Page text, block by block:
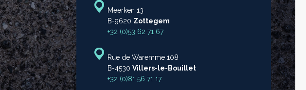
Meerken 13
B-9620 Zottegem
+32 (0)53 62 71 67
Rue de Waremme 108
B-4530 Villers-le-Bouillet
+32 (0)81 56 71 17